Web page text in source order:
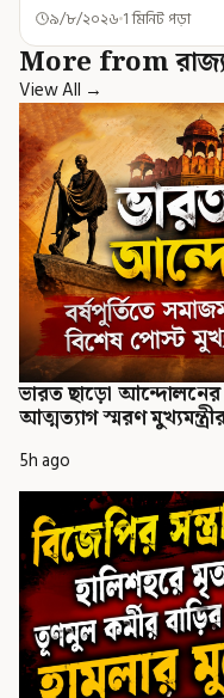
৯/৮/২০২৬ 1 মিনিট পড়া
More from
View All →
ভারত ছাড়ো আন্দোলনের
আত্মত্যাগ স্মরণ
5h ago